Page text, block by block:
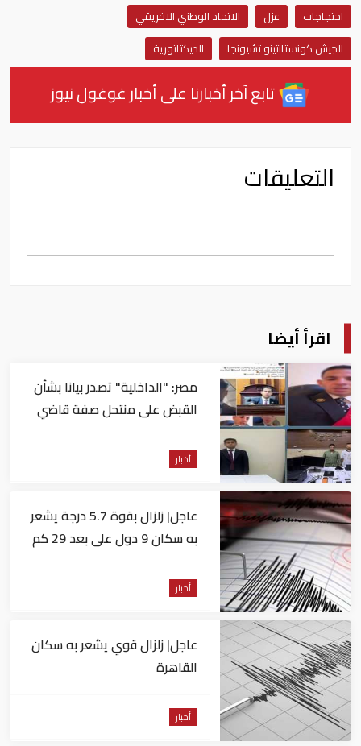
احتجاجات
عزل
الاتحاد الوطني الافريقي
الجيش كونستانتينو تشيونجا
الديكتاتورية
تابع آخر أخبارنا على أخبار غوغول نيوز
التعليقات
اقرأ أيضا
مصر: "الداخلية" تصدر بيانا بشأن
القبض على منتحل صفة قاضي
أخبار
عاجل| زلزال بقوة 5.7 درجة يشعر
به سكان 9 دول على بعد 29 كم
أخبار
عاجل| زلزال قوي يشعر به سكان
القاهرة
أخبار